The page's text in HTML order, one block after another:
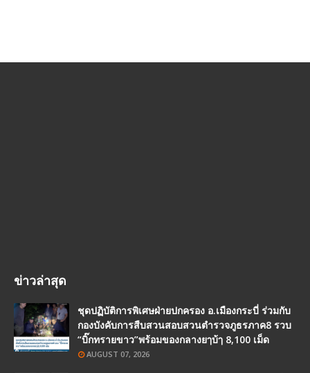
ข่าวล่าสุด
ชุดปฏิบัติการพิเศษฝ่ายปกครอง อ.เมืองกระบี่ ร่วมกับ
กองบังคับการสืบสวนสอบสวนตำรวจภูธรภาค8 รวบ
“บิ๊กทรายขาว”พร้อมของกลางยๅบ้ๅ 8,100 เม็ด
AUGUST 07, 2026